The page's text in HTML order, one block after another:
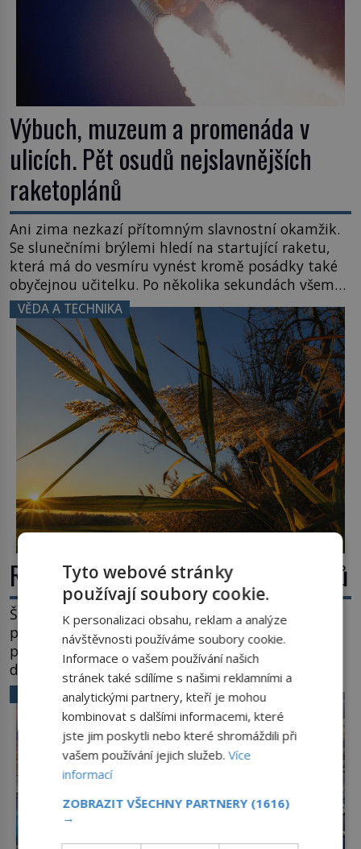
Výbuch, muzeum a promenáda v
ulicích. Pět osudů nejslavnějších
raketoplánů
Ani zima nezkazí přítomným slavnostní okamžik.
Se slunečními brýlemi hledí na startující raketu,
která má do vesmíru vynést kromě posádky také
obyčejnou učitelku. Po několika sekundách všem
ztuhnou úsměvy, stroj totiž exploduje. Jejich
konstrukce není z levného kraje, daňové
poplatníky stojí miliardy dolarů. Na druhou stranu
zvládnou jen představitelné věci. Na malé kousky
Název: Columbia První […]
VĚDA A TECHNIKA
Rákos: Nenápadný poklad z mokřadů
Šumí ve větru na březích rybníků, ukrývá vodní
ptáky a mnozí kolem něj procházejí bez
povšimnutí. Přesto právě rákos pomáhal stavět
domy, vyrábět lodě, zapisovat první texty a
inspiroval řadu pověstí. Tato skromná, ale
užitečná rostlina provází člověka už tisíce let.
Většina lidí vnímá rákos jen jako obyčejnou kulisu
letního koupání. Stačí se však podívat […]
VĚDA A TECHNIKA
Tyto webové stránky
používají soubory cookie.
K personalizaci obsahu, reklam a analýze
návštěvnosti používáme soubory cookie.
Informace o vašem používání našich
stránek také sdílíme s našimi reklamními a
analytickými partnery, kteří je mohou
kombinovat s dalšími informacemi, které
jste jim poskytli nebo které shromáždili při
vašem používání jejich služeb.Více
informací
ZOBRAZIT VŠECHNY PARTNERY (1616)
→